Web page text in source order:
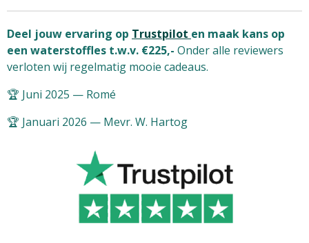
Deel jouw ervaring op Trustpilot en maak kans op
een waterstoffles t.w.v. €225,- Onder alle reviewers
verloten wij regelmatig mooie cadeaus.
🏆 Juni 2025 — Romé
🏆 Januari 2026 — Mevr. W. Hartog